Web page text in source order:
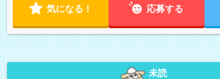
気になる！ 応募する
未読